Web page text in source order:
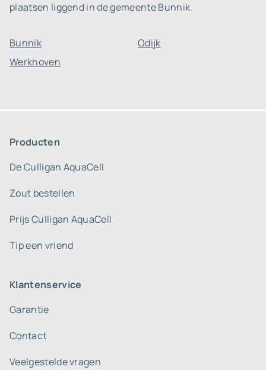
plaatsen liggend in de gemeente Bunnik.
Bunnik
Odijk
Werkhoven
Producten
De Culligan AquaCell
Zout bestellen
Prijs Culligan AquaCell
Tip een vriend
Klantenservice
Garantie
Contact
Veelgestelde vragen